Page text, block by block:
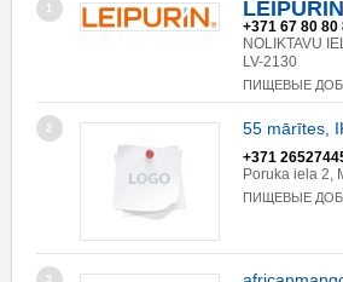
1
+371 67 80 80
NOLIKTAVU
LV-2130
ПИЩЕВЫЕ
2 55 mārītes,
+371
Poruka iela 2,
ПИЩЕВЫЕ
3